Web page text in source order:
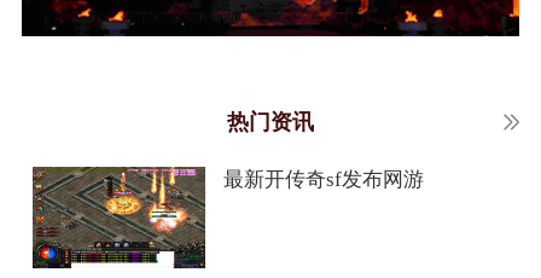
热门资讯
最新开传奇sf发布网游